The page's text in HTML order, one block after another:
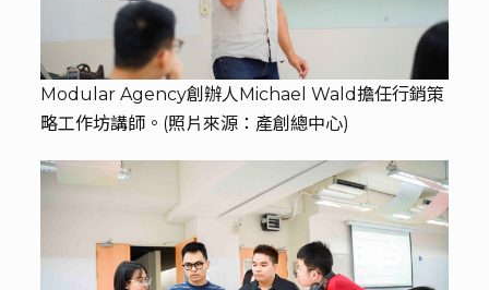
Modular Agency創辦人Michael Wald擔任行銷策
略工作坊講師。(照片來源：產創總中心)